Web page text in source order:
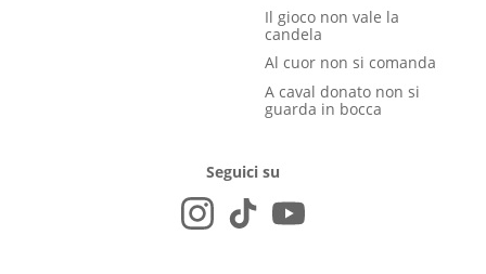
Il gioco non vale la
candela
Al cuor non si comanda
A caval donato non si
guarda in bocca
Seguici su